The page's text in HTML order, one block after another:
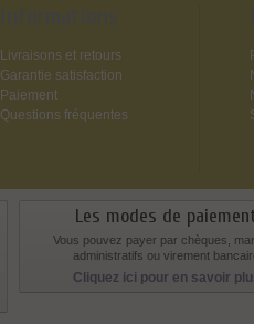
Informations
Livraisons et retours
Garantie satisfaction
Paiement
Questions fréquentes
Les modes de
Vous pouvez payer par chèques,
administratifs ou virement
Cliquez ici pour en savoir